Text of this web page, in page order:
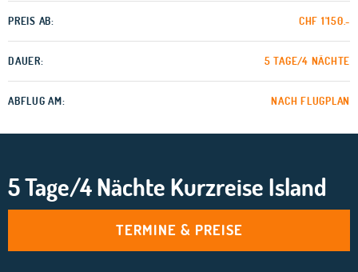
PREIS AB: CHF 1'150.-
DAUER: 5 TAGE/4 NÄCHTE
ABFLUG AM: NACH FLUGPLAN
5 Tage/4 Nächte Kurzreise Island
TERMINE & PREISE